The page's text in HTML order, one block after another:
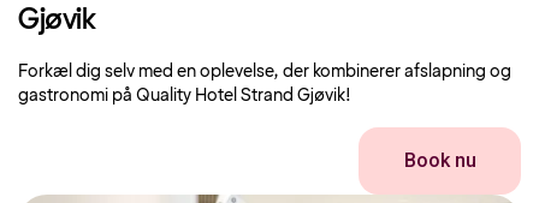
Gjøvik
Forkæl dig selv med en oplevelse, der kombinerer afslapning og
gastronomi på Quality Hotel Strand Gjøvik!
Book nu